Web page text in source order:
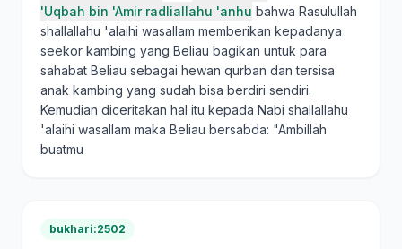
'Uqbah bin 'Amir radliallahu 'anhu bahwa Rasulullah
shallallahu 'alaihi wasallam memberikan kepadanya
seekor kambing yang Beliau bagikan untuk para
sahabat Beliau sebagai hewan qurban dan tersisa
anak kambing yang sudah bisa berdiri sendiri.
Kemudian diceritakan hal itu kepada Nabi shallallahu
'alaihi wasallam maka Beliau bersabda: "Ambillah
buatmu
bukhari:2502